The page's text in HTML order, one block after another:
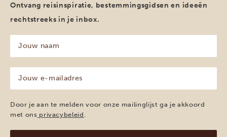
Ontvang reisinspiratie, bestemmingsgidsen en ideeën
rechtstreeks in je inbox.
naam
(Vereist)
mailadres
(Vereist)
Door je aan te melden voor onze mailinglijst ga je akkoord
met ons privacybeleid